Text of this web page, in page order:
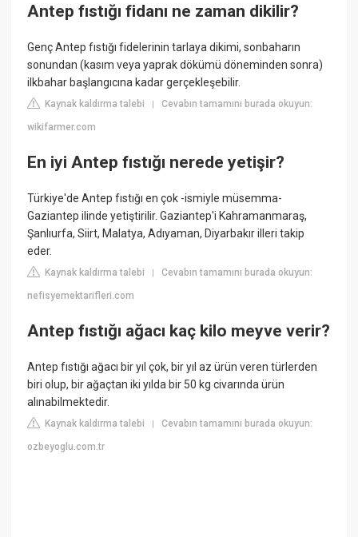
Antep fıstığı fidanı ne zaman dikilir?
Genç Antep fıstığı fidelerinin tarlaya dikimi, sonbaharın
sonundan (kasım veya yaprak dökümü döneminden sonra)
ilkbahar başlangıcına kadar gerçekleşebilir.
Kaynak kaldırma talebi |Cevabın tamamını burada okuyun:
wikifarmer.com
En iyi Antep fıstığı nerede yetişir?
Türkiye'de Antep fıstığı en çok -ismiyle müsemma-
Gaziantep ilinde yetiştirilir. Gaziantep'i Kahramanmaraş,
Şanlıurfa, Siirt, Malatya, Adıyaman, Diyarbakır illeri takip
eder.
Kaynak kaldırma talebi |Cevabın tamamını burada okuyun:
nefisyemektarifleri.com
Antep fıstığı ağacı kaç kilo meyve verir?
Antep fıstığı ağacı bir yıl çok, bir yıl az ürün veren türlerden
biri olup, bir ağaçtan iki yılda bir 50 kg civarında ürün
alınabilmektedir.
Kaynak kaldırma talebi |Cevabın tamamını burada okuyun:
ozbeyoglu.com.tr